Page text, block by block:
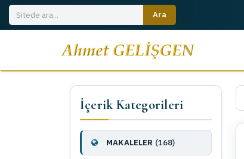
İçerik Kategorileri
MAKALELER (168)